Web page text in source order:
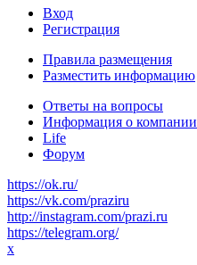
Вход
Регистрация
Правила размещения
Разместить информацию
Ответы на вопросы
Информация о компании
Life
Форум
https://ok.ru/
https://vk.com/praziru
http://instagram.com/prazi.ru
https://telegram.org/
x